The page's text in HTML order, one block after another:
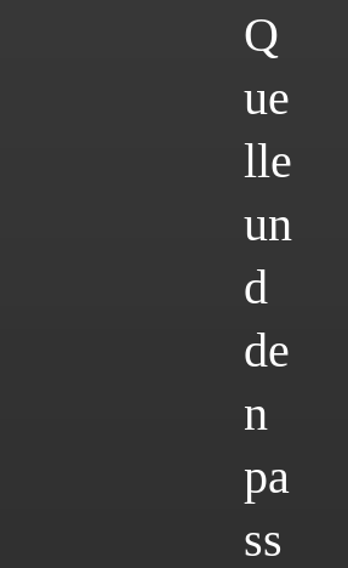
Q
ue
lle
un
d
de
n
pa
ss